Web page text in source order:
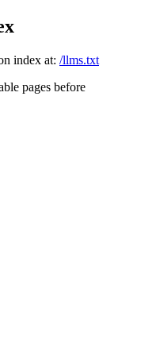
index at: /llms.txt
pages before